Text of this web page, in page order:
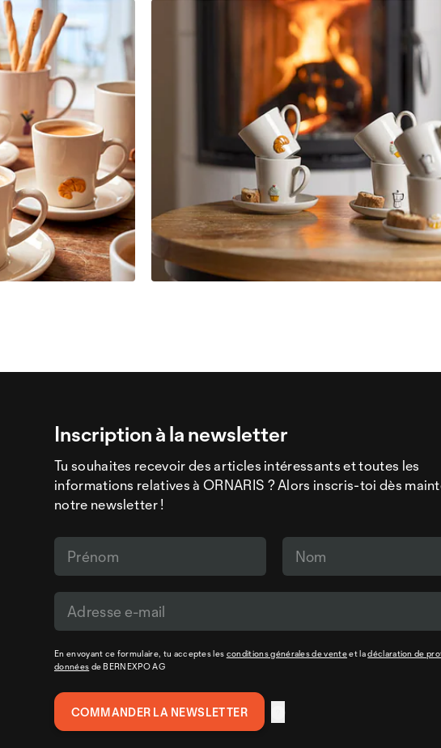
Inscription à la newsletter
Tu souhaites recevoir des articles intéressants et toutes les
informations relatives à ORNARIS ? Alors inscris-toi dès
notre newsletter !
En envoyant ce formulaire, tu acceptes les conditions générales de venteet ladéclaration de
données de BERNEXPO AG